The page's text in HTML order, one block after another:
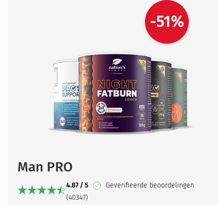
-51%
Man PRO
4.87 / 5
Geverifieerde beoordelingen
(40347)